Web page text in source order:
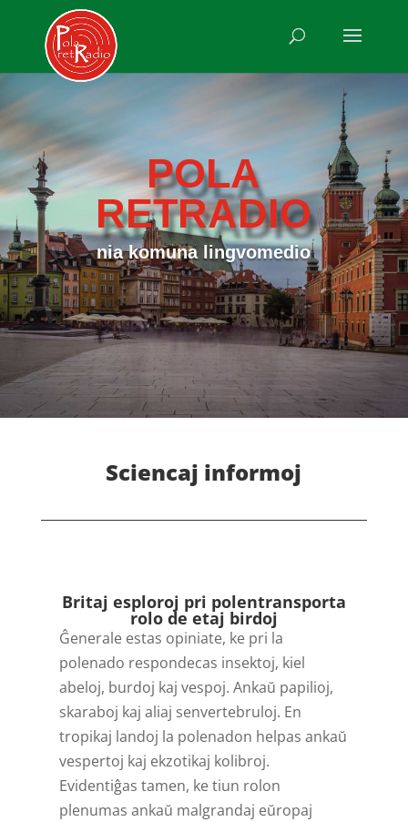
POLA
RETRADIO
nia komuna lingvomedio
Sciencaj informoj
Britaj esploroj pri polentransporta
rolo de etaj birdoj
Ĝenerale estas opiniate, ke pri la
polenado respondecas insektoj, kiel
abeloj, burdoj kaj vespoj. Ankaŭ papilioj,
skaraboj kaj aliaj senvertebruloj. En
tropikaj landoj la polenadon helpas ankaŭ
vespertoj kaj ekzotikaj kolibroj.
Evidentiĝas tamen, ke tiun rolon
plenumas ankaŭ malgrandaj eŭropaj